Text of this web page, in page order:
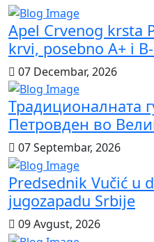
Apel Crvenog krsta
krvi, posebno A+ i
07 Decembar, 2026
Традиционалната
Петровден во
07 Septembar, 2026
Predsednik Vučić u
jugozapadu Srbije
09 Avgust, 2026